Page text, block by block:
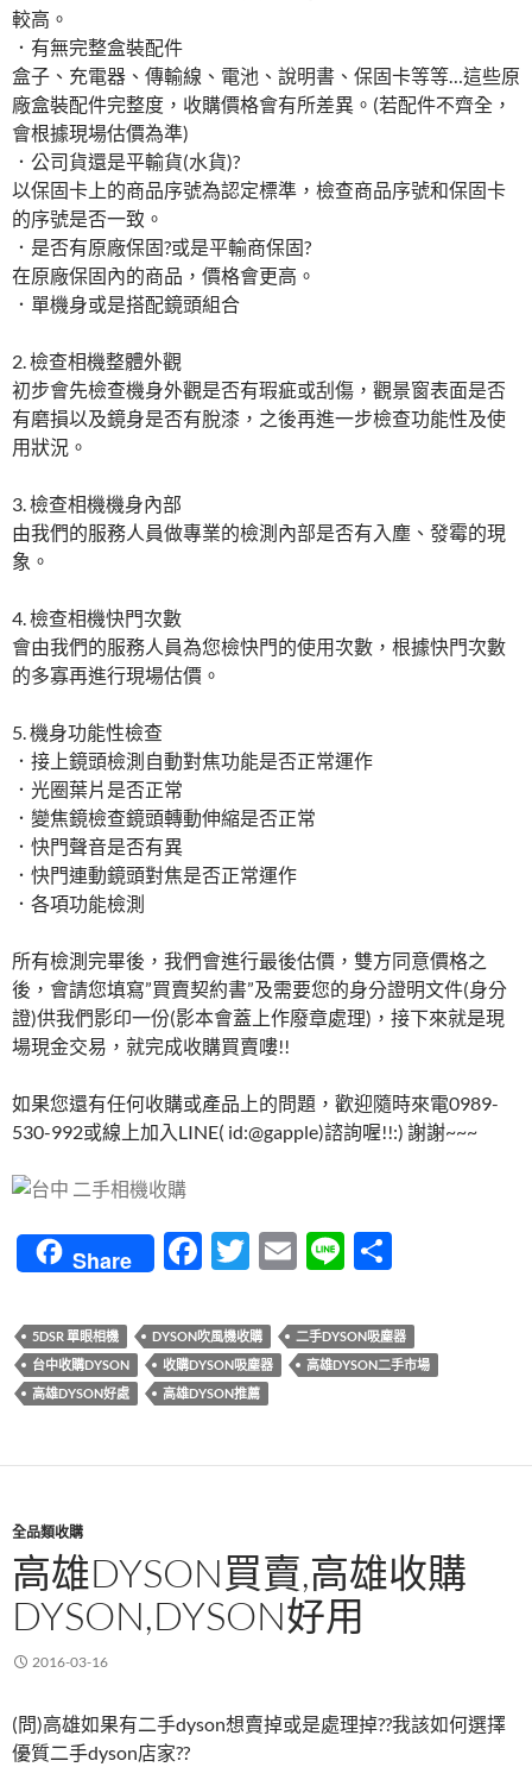
較高。
．有無完整盒裝配件
盒子、充電器、傳輸線、電池、說明書、保固卡等等…這些原
廠盒裝配件完整度，收購價格會有所差異。(若配件不齊全，
會根據現場估價為準)
．公司貨還是平輸貨(水貨)?
以保固卡上的商品序號為認定標準，檢查商品序號和保固卡
的序號是否一致。
．是否有原廠保固?或是平輸商保固?
在原廠保固內的商品，價格會更高。
．單機身或是搭配鏡頭組合
2. 檢查相機整體外觀
初步會先檢查機身外觀是否有瑕疵或刮傷，觀景窗表面是否
有磨損以及鏡身是否有脫漆，之後再進一步檢查功能性及使
用狀況。
3. 檢查相機機身內部
由我們的服務人員做專業的檢測內部是否有入塵、發霉的現
象。
4. 檢查相機快門次數
會由我們的服務人員為您檢快門的使用次數，根據快門次數
的多寡再進行現場估價。
5. 機身功能性檢查
．接上鏡頭檢測自動對焦功能是否正常運作
．光圈葉片是否正常
．變焦鏡檢查鏡頭轉動伸縮是否正常
．快門聲音是否有異
．快門連動鏡頭對焦是否正常運作
．各項功能檢測
所有檢測完畢後，我們會進行最後估價，雙方同意價格之
後，會請您填寫”買賣契約書”及需要您的身分證明文件(身分
證)供我們影印一份(影本會蓋上作廢章處理)，接下來就是現
場現金交易，就完成收購買賣嘍!!
如果您還有任何收購或產品上的問題，歡迎隨時來電0989-
530-992或線上加入LINE( id:@gapple)諮詢喔!!:) 謝謝~~~
Share
F
e
b
o
k
T
itt
er
E
ail
Li
e
5DSR 單眼相機 DYSON吹風機收購
二手DYSON吸塵器
台中收購DYSON
收購DYSON吸塵器
高雄DYSON二手市場
高雄DYSON好處
高雄DYSON推薦
全品類收購
高雄DYSON買賣,高雄收購
DYSON,DYSON好用
2016-03-16
(問)高雄如果有二手dyson想賣掉或是處理掉??我該如何選擇
優質二手dyson店家??